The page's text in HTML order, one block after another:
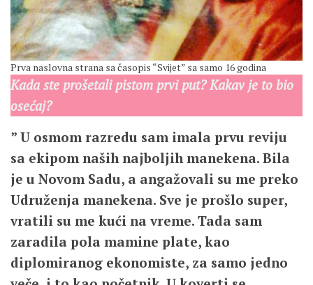
Prva naslovna strana sa časopis “Svijet” sa samo 16 godina
Kada ste prošetali pistom prvi put? Kakav je to bio
osećaj?
” U osmom razredu sam imala prvu reviju
sa ekipom naših najboljih manekena. Bila
je u Novom Sadu, a angažovali su me preko
Udruženja manekena. Sve je prošlo super,
vratili su me kući na vreme. Tada sam
zaradila pola mamine plate, kao
diplomiranog ekonomiste, za samo jedno